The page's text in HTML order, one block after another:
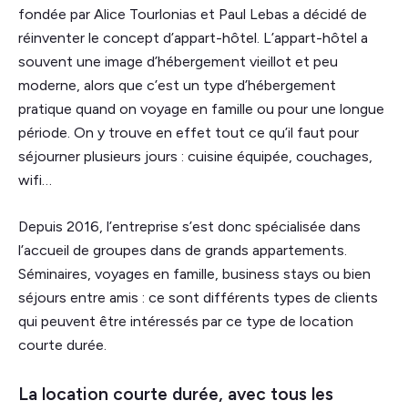
fondée par Alice Tourlonias et Paul Lebas a décidé de
réinventer le concept d’appart-hôtel. L’appart-hôtel a
souvent une image d’hébergement vieillot et peu
moderne, alors que c’est un type d’hébergement
pratique quand on voyage en famille ou pour une longue
période. On y trouve en effet tout ce qu’il faut pour
séjourner plusieurs jours : cuisine équipée, couchages,
wifi…
Depuis 2016, l’entreprise s’est donc spécialisée dans
l’accueil de groupes dans de grands appartements.
Séminaires, voyages en famille, business stays ou bien
séjours entre amis : ce sont différents types de clients
qui peuvent être intéressés par ce type de location
courte durée.
La location courte durée, avec tous les